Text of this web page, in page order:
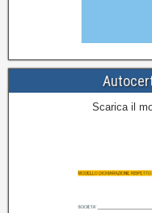
Scarica il